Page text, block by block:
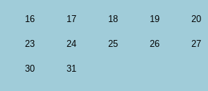
16 17 18 19 20
23 24 25 26 27
30 31